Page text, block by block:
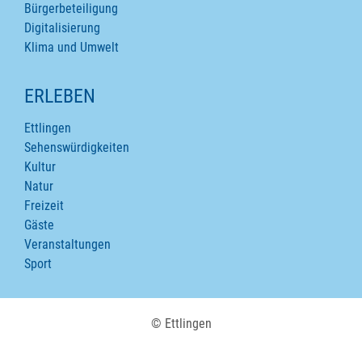
Bürgerbeteiligung
Digitalisierung
Klima und Umwelt
ERLEBEN
Ettlingen
Sehenswürdigkeiten
Kultur
Natur
Freizeit
Gäste
Veranstaltungen
Sport
© Ettlingen